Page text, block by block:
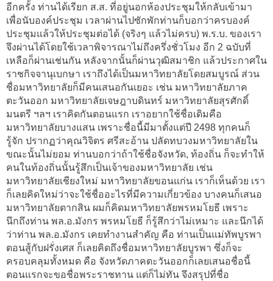
อีกครั้ง ท่านได้เรียก ส.ส. ที่อยู่นอกห้องประชุมให้กลับเข้ามา
เพื่อนับองค์ประชุม เวลาผ่านไปซักพักท่านก็บอกว่าครบองค์
ประชุมแล้วให้ประชุมต่อได้ (จริงๆ แล้วไม่ครบ) พ.ร.บ. ของเรา
จึงผ่านได้โดยใช้เวลาพิจารณาไม่ถึงครึ่งชั่วโมง อีก 2 ฉบับที่
เหลือก็ผ่านเช่นกัน หลังจากนั้นก็ผ่านวุฒิสมาชิก แล้วประกาศใน
ราชกิจจานุเบกษา เราถึงได้เป็นมหาวิทยาลัยโดยสมบูรณ์ ส่วน
ชื่อมหาวิทยาลัยก็มีคนเสนอกันเยอะ เช่น มหาวิทยาลัยภาค
ตะวันออก มหาวิทยาลัยเจษฎาบดินทร์ มหาวิทยาลัยสุรศักดิ์
มนตรี ฯลฯ เราคิดกันตอนแรก เราอยากใช้ชื่อเดิมคือ
มหาวิทยาลัยบางแสน เพราะชื่อนี้มีมาตั้งแต่ปี 2498 ทุกคนก็
รู้จัก ปรากฏว่าคุณวิจิตร ศรีสะอ้าน ปลัดทบวงมหาวิทยาลัยใน
ขณะนั้นไม่ยอม ท่านบอกว่าถ้าใช้ชื่อจังหวัด, ท้องถิ่น ก็จะทำให้
คนในท้องถิ่นนั้นรู้สึกเป็นเจ้าของมหาวิทยาลัย เช่น
มหาวิทยาลัยเชียงใหม่ มหาวิทยาลัยขอนแก่น เราก็เห็นด้วย เรา
ก็เลยคิดใหม่ว่าจะใช้ชื่ออะไรที่มีความเกี่ยวข้อง บางคนก็เสนอ
มหาวิทยาลัยตากสิน ผมก็คิดมหาวิทยาลัยพรหมโยธี เพราะ
นึกถึงท่าน พล.อ.มังกร พรหมโยธี ก็รู้สึกว่าไม่เหมาะ และนึกได้
ว่าท่าน พล.อ.มังกร เคยทำงานสำคัญ คือ ท่านเป็นแม่ทัพบูรพา
ตอนสู้กับฝรั่งเศส ก็เลยคิดถึงชื่อมหาวิทยาลัยบูรพา ซึ่งก็จะ
ครอบคลุมทั้งหมด คือ จังหวัดภาคตะวันออกก็เลยเสนอชื่อนี้
ตอนแรกจะขอชื่อพระราชทาน แต่ก็ไม่ทัน จึงสรุปที่ชื่อ